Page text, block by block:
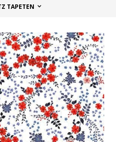
TAPETEN